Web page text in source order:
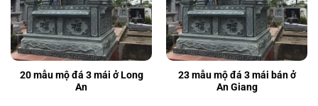
20 mẫu mộ đá 3 mái ở Long
An
23 mẫu mộ đá 3 mái bán ở
An Giang